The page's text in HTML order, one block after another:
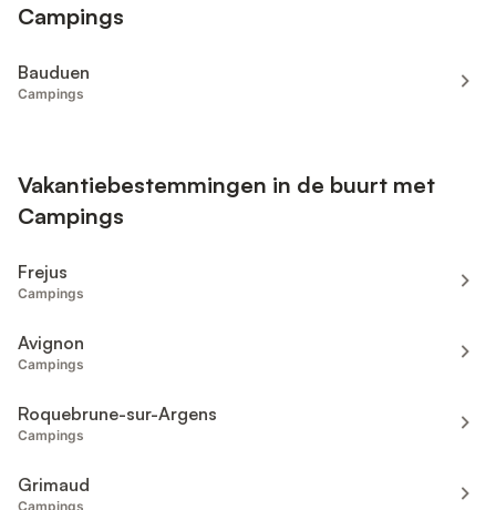
Campings
Bauduen
Campings
Vakantiebestemmingen in de buurt met
Campings
Frejus
Campings
Avignon
Campings
Roquebrune-sur-Argens
Campings
Grimaud
Campings